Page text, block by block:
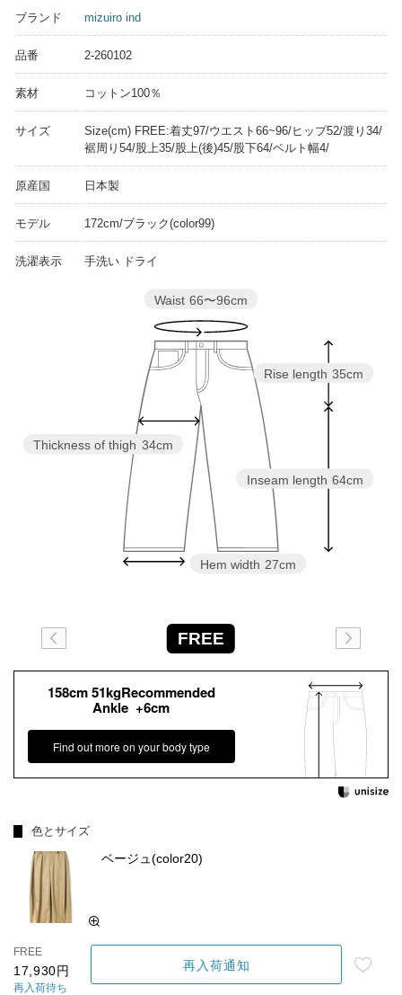
ブランド mizuiro ind
品番 2-260102
素材 コットン100％
サイズ
Size(cm) FREE:着丈97/ウエスト66~96/ヒップ52/渡り34/
裾周り54/股上35/股上(後)45/股下64/ベルト幅4/
原産国 日本製
モデル 172cm/ブラック(color99)
洗濯表示 手洗い ドライ
Inseam length 64cm
Rise length 35cm
Hem width 27cm
Thickness of thigh 34cm
Waist 66〜96cm
FREE
158cm 51kgRecommended
Ankle +6cm
Find out more on your body type
色とサイズ
ベージュ(color20)
FREE
17,930円
再入荷待ち
再入荷通知